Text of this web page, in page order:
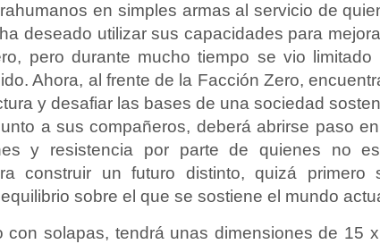
en simples armas al servicio de
deseado utilizar sus capacidades para
pero durante mucho tiempo se vio limitado
Ahora, al frente de la Facción Zero,
y desafiar las bases de una sociedad
a sus compañeros, deberá abrirse paso
y resistencia por parte de quienes no
construir un futuro distinto, quizá primero
sobre el que se sostiene el mundo
solapas, tendrá unas dimensiones de 15